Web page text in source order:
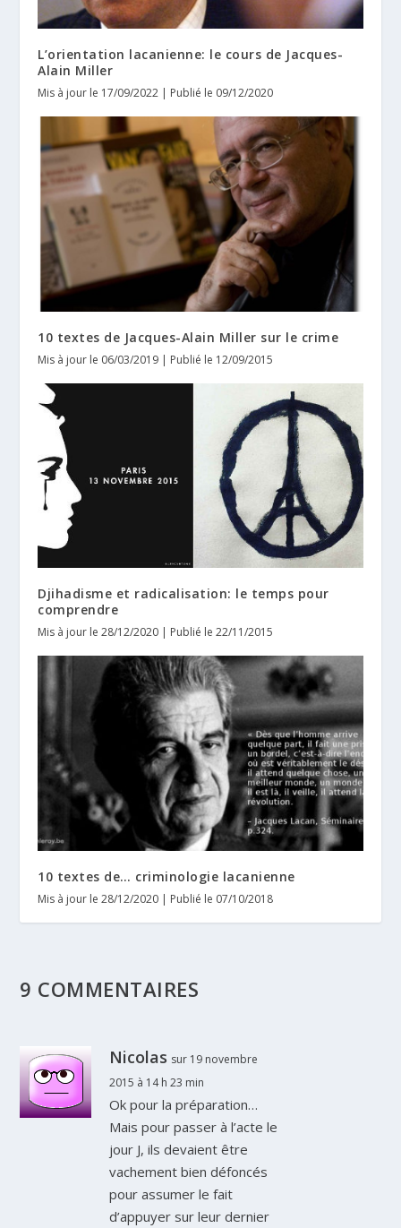
L’orientation lacanienne: le cours de Jacques-
Alain Miller
Mis à jour le 17/09/2022 | Publié le 09/12/2020
10 textes de Jacques-Alain Miller sur le crime
Mis à jour le 06/03/2019 | Publié le 12/09/2015
Djihadisme et radicalisation: le temps pour
comprendre
Mis à jour le 28/12/2020 | Publié le 22/11/2015
10 textes de… criminologie lacanienne
Mis à jour le 28/12/2020 | Publié le 07/10/2018
9 COMMENTAIRES
Nicolas sur 19 novembre
2015 à 14 h 23 min
Ok pour la préparation…
Mais pour passer à l’acte le
jour J, ils devaient être
vachement bien défoncés
pour assumer le fait
d’appuyer sur leur dernier